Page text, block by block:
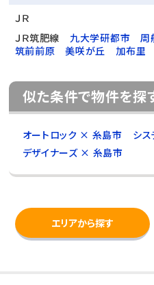
ＪＲ
ＪＲ筑肥線
九大学研都市 周
筑前前原
美咲が丘 加布里
似た条件で物件を探
オートロック × 糸島市
シ
デザイナーズ × 糸島市
エリアから探す